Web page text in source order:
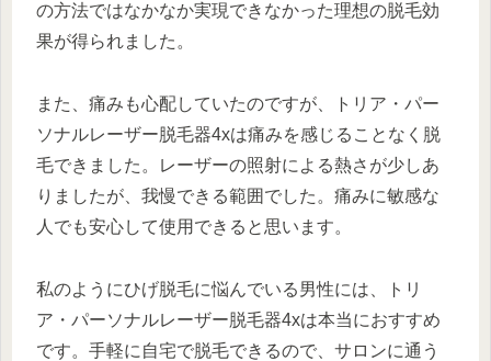
の方法ではなかなか実現できなかった理想の脱毛効
果が得られました。
また、痛みも心配していたのですが、トリア・パー
ソナルレーザー脱毛器4xは痛みを感じることなく脱
毛できました。レーザーの照射による熱さが少しあ
りましたが、我慢できる範囲でした。痛みに敏感な
人でも安心して使用できると思います。
私のようにひげ脱毛に悩んでいる男性には、トリ
ア・パーソナルレーザー脱毛器4xは本当におすすめ
です。手軽に自宅で脱毛できるので、サロンに通う